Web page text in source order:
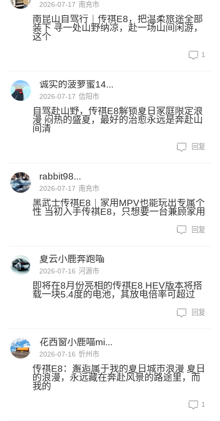
2026-07-17 南充市
南昆山自驾行｜传祺E8，把温柔旅途全部
装下 寻一处山野纳凉，赴一场山间闲游，
这个
1
诚实的菠萝蜜14...
2026-07-17 信阳市
自驾赴山野，传祺E8解锁夏日家庭限定浪
漫 闷热的盛夏，最好的治愈永远是奔赴山
间清
回复
rabbit98...
2026-07-17 南充市
黑武士传祺E8｜家用MPV也能玩出专属个
性 当初入手传祺E8，只想要一台兼顾家用
回复
夏云小鹿奔跑喵
2026-07-16 河源市
即将在8月份亮相的传祺E8 HEV版本将搭
载一块5.4度的电池，其放电倍率可超过
回复
花西窗小鹿喵mi...
2026-07-16 忻州市
传祺E8：邂逅属于我的夏日城市浪漫 夏日
的浪漫，永远藏在奔赴风景的路途里，而
我的
1